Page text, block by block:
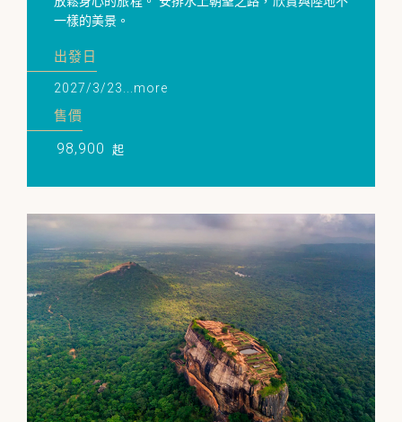
一樣的美景。
出發日
2027/3/23...more
售價
98,900 起